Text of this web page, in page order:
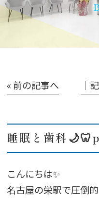
« 前の記事へ │
睡眠と歯科
こんにちは✨
名古屋の栄駅で圧倒